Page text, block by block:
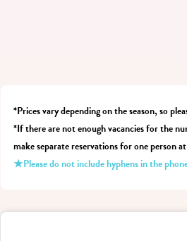
*Prices vary depending on the season, so
*If there are not enough vacancies for the
make separate reservations for one person
★Please do not include hyphens in the